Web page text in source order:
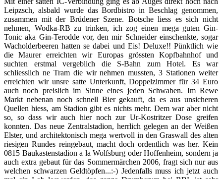
Leipzsch, alsbald wurde das Bordbistro in Beschlag genommen,
zusammen mit der Brüdener Szene. Botsche liess es sich nicht
nehmen, Wodka-RB zu trinken, ich zog einen mega guten Gin-
Tonic aka Gin-Terodde vor, den mir Schneider einschenkte, sogar
Wacholderbeeren hatten se dabei und Eis! Deluxe!! Pünktlich wie
die Maurer erreichten wir Europas grössten Kopfbahnhof und
suchten erstmal vergeblich die S-Bahn zum Hotel. Es war
schliesslich ne Tram die wir nehmen mussten, 3 Stationen weiter
erreichten wir unsre satte Unterkunft, Doppelzimmer für 34 Euro
auch noch preislich im Sinne eines jeden Schwaben. Im Rewe
Markt nebenan noch schnell Bier gekauft, da es aus unsicheren
Quellen hiess, am Stadion gibt es nichts mehr. Dem war aber nicht
so, so dass wir auch hier noch zur Ur-Kostritzer Dose greifen
konnten. Das neue Zentralstadion, herrlich gelegen an der Weißen
Elster, und architektonisch mega wertvoll in den Graswall des alten
riesigen Rundes reingebaut, macht doch ordentlich was her. Kein
0815 Baukastenstadion a la Wolfsburg oder Hoffenheim, sondern ja
auch extra gebaut für das Sommermärchen 2006, fragt sich nur aus
welchen schwarzen Geldtöpfen...:-) Jedenfalls muss ich jetzt auch